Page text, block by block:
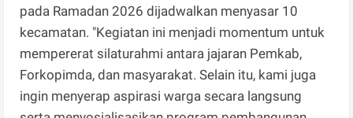
pada Ramadan 2026 dijadwalkan menyasar 10
kecamatan. "Kegiatan ini menjadi momentum untuk
mempererat silaturahmi antara jajaran Pemkab,
Forkopimda, dan masyarakat. Selain itu, kami juga
ingin menyerap aspirasi warga secara langsung